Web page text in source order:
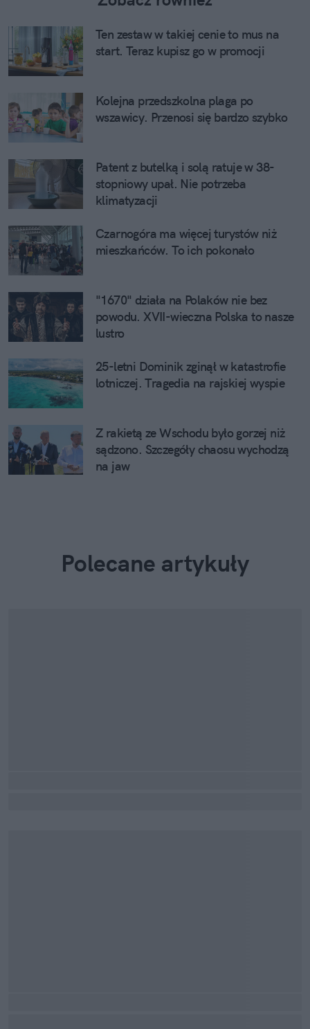
Ten zestaw w takiej cenie to mus na
start. Teraz kupisz go w promocji
Kolejna przedszkolna plaga po
wszawicy. Przenosi się bardzo szybko
Patent z butelką i solą ratuje w 38-
stopniowy upał. Nie potrzeba
klimatyzacji
Czarnogóra ma więcej turystów niż
mieszkańców. To ich pokonało
"1670" działa na Polaków nie bez
powodu. XVII-wieczna Polska to nasze
lustro
25-letni Dominik zginął w katastrofie
lotniczej. Tragedia na rajskiej wyspie
Z rakietą ze Wschodu było gorzej niż
sądzono. Szczegóły chaosu wychodzą
na jaw
Polecane artykuły